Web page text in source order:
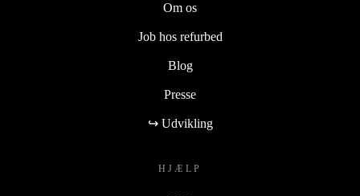
Om os
Job hos refurbed
Blog
Presse
↪ Udvikling
HJÆLP